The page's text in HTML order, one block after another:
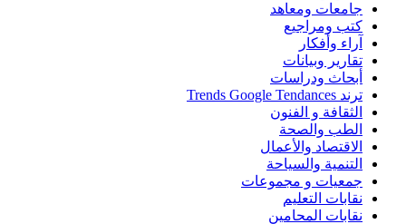
جامعات ومعاهد
كتب ومراجيع
آراء وأفكار
تقارير وبيانات
أبحاث ودراسات
ترند Trends Google Tendances
الثقافة و الفنون
الطب والصحة
الاقتصاد والأعمال
التنمية والسياحة
جمعيات و مجموعات
نقابات التعليم
نقابات المحامين